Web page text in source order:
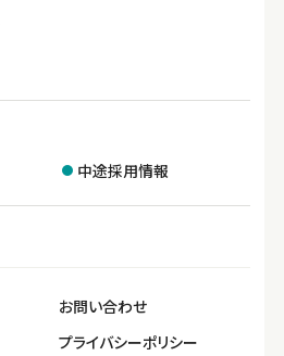
中途採用情報
お問い合わせ
プライバシーポリシー